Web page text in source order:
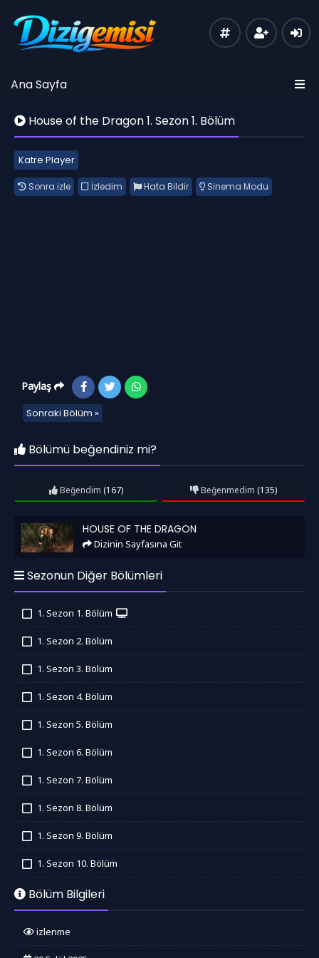
Ana Sayfa
House of the Dragon 1. Sezon 1. Bölüm
Katre Player
Sonra izle İzledim Hata Bildir Sinema Modu
Paylaş
Sonraki Bölüm »
Bölümü beğendiniz mi?
Beğendim (167) Beğenmedim (135)
House of the DragonHOUSE OF THE DRAGON
Dizinin Sayfasına Git
Sezonun Diğer Bölümleri
1. Sezon 1. Bölüm
1. Sezon 2. Bölüm
1. Sezon 3. Bölüm
1. Sezon 4. Bölüm
1. Sezon 5. Bölüm
1. Sezon 6. Bölüm
1. Sezon 7. Bölüm
1. Sezon 8. Bölüm
1. Sezon 9. Bölüm
1. Sezon 10. Bölüm
Bölüm Bilgileri
izlenme